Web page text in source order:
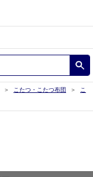
こたつ・こたつ布団
こ